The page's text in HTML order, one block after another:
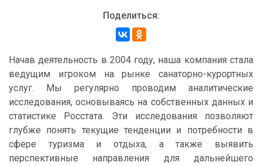
Поделиться:
Начав деятельность в 2004 году, наша компания стала
ведущим игроком на рынке санаторно-курортных
услуг. Мы регулярно проводим аналитические
исследования, основываясь на собственных данных и
статистике Росстата. Эти исследования позволяют
глубже понять текущие тенденции и потребности в
сфере туризма и отдыха, а также выявить
перспективные направления для дальнейшего